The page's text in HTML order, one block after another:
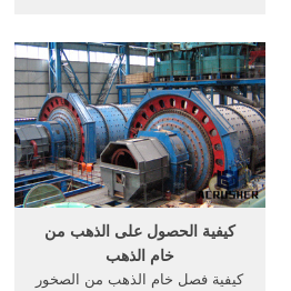
بشكله الحرّ على هيئة قشور أو كتل
صغيرة أو حتىّ قطع كبيرة من
الذهب؛ وذلك ...
كيفية الحصول على الذهب من
خام الذهب
كيفية فصل خام الذهب من الصخور